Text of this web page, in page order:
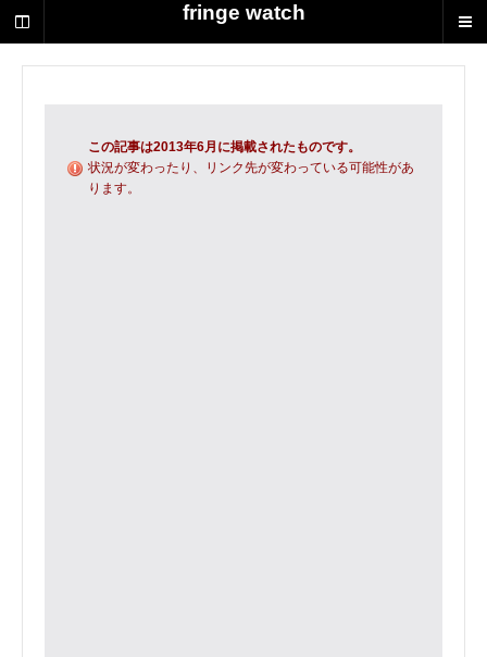
fringe watch
荻
野
この記事は2013年6月に掲載されたものです。
状況が変わったり、リンク先が変わっている可能性があ
ります。